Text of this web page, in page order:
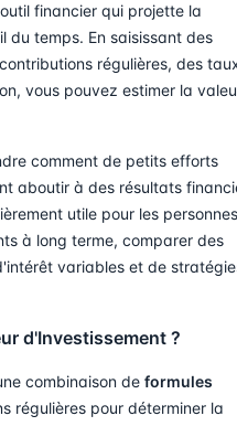
financier qui projette la
du temps. En saisissant des
régulières, des
vous pouvez estimer la
comment de petits efforts
aboutir à des résultats
utile pour les personnes
à long terme, comparer des
variables et de
d'Investissement ?
combinaison de formules
régulières pour déterminer la